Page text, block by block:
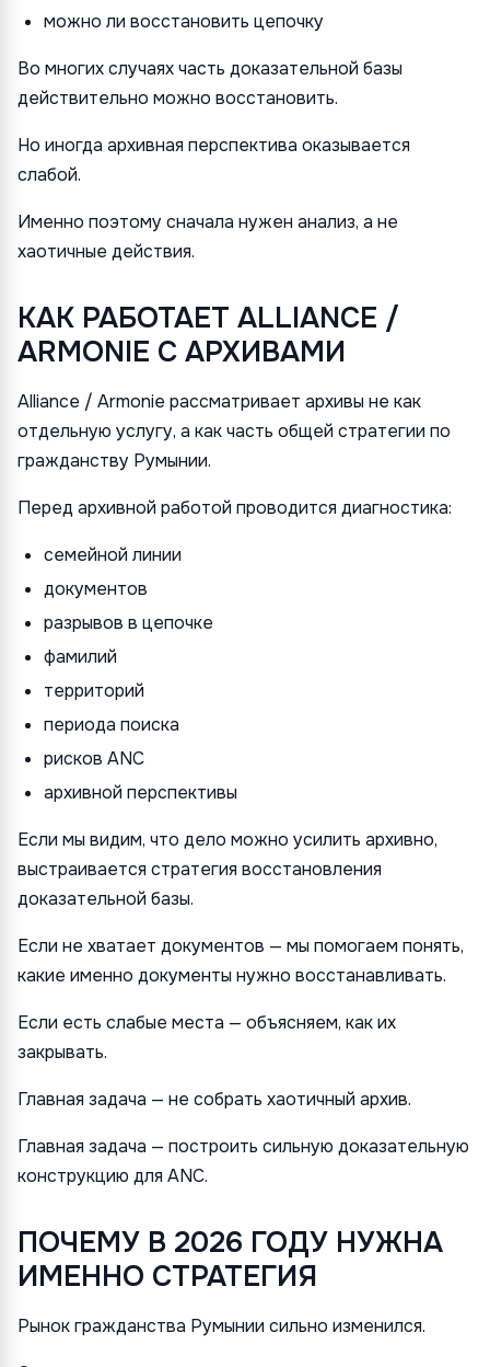
можно ли восстановить цепочку
Во многих случаях часть доказательной базы
действительно можно восстановить.
Но иногда архивная перспектива оказывается
слабой.
Именно поэтому сначала нужен анализ, а не
хаотичные действия.
КАК РАБОТАЕТ ALLIANCE /
ARMONIE С АРХИВАМИ
Alliance / Armonie рассматривает архивы не как
отдельную услугу, а как часть общей стратегии по
гражданству Румынии.
Перед архивной работой проводится диагностика:
семейной линии
документов
разрывов в цепочке
фамилий
территорий
периода поиска
рисков ANC
архивной перспективы
Если мы видим, что дело можно усилить архивно,
выстраивается стратегия восстановления
доказательной базы.
Если не хватает документов — мы помогаем понять,
какие именно документы нужно восстанавливать.
Если есть слабые места — объясняем, как их
закрывать.
Главная задача — не собрать хаотичный архив.
Главная задача — построить сильную доказательную
конструкцию для ANC.
ПОЧЕМУ В 2026 ГОДУ НУЖНА
ИМЕННО СТРАТЕГИЯ
Рынок гражданства Румынии сильно изменился.